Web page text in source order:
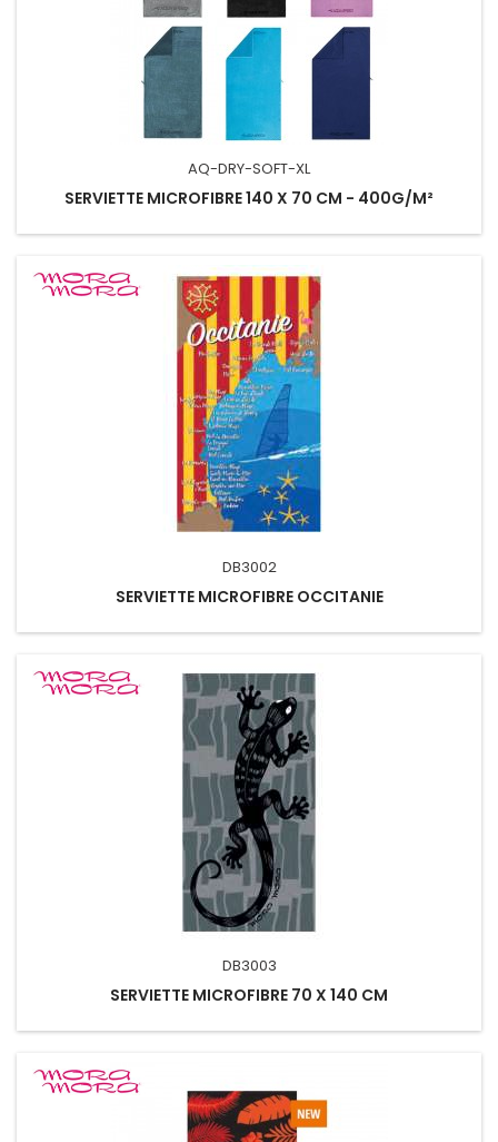
AQ-DRY-SOFT-XL
SERVIETTE MICROFIBRE 140 X 70 CM - 400G/M²
DB3002
SERVIETTE MICROFIBRE OCCITANIE
DB3003
SERVIETTE MICROFIBRE 70 X 140 CM